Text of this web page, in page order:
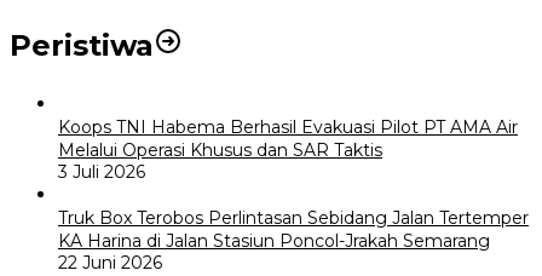
Peristiwa
Koops TNI Habema Berhasil Evakuasi Pilot PT AMA Air
Melalui Operasi Khusus dan SAR Taktis
3 Juli 2026
Truk Box Terobos Perlintasan Sebidang Jalan Tertemper
KA Harina di Jalan Stasiun Poncol-Jrakah Semarang
22 Juni 2026